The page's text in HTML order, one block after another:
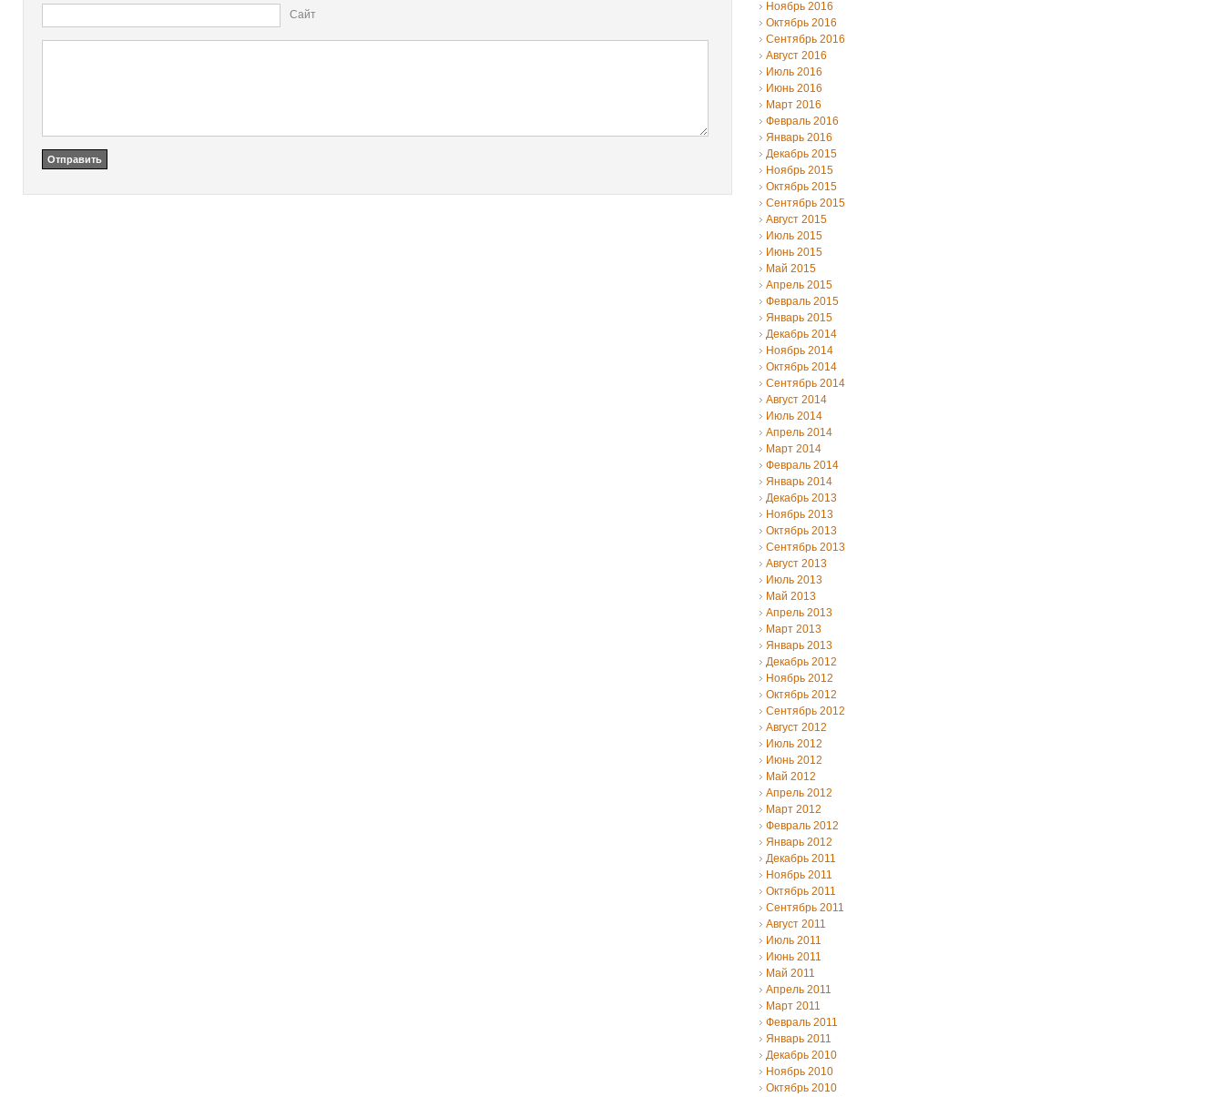
Ноябрь 2016
Октябрь 2016
Сентябрь 2016
Август 2016
Июль 2016
Июнь 2016
Март 2016
Февраль 2016
Январь 2016
Декабрь 2015
Ноябрь 2015
Октябрь 2015
Сентябрь 2015
Август 2015
Июль 2015
Июнь 2015
Май 2015
Апрель 2015
Февраль 2015
Январь 2015
Декабрь 2014
Ноябрь 2014
Октябрь 2014
Сентябрь 2014
Август 2014
Июль 2014
Апрель 2014
Март 2014
Февраль 2014
Январь 2014
Декабрь 2013
Ноябрь 2013
Октябрь 2013
Сентябрь 2013
Август 2013
Июль 2013
Май 2013
Апрель 2013
Март 2013
Январь 2013
Декабрь 2012
Ноябрь 2012
Октябрь 2012
Сентябрь 2012
Август 2012
Июль 2012
Июнь 2012
Май 2012
Апрель 2012
Март 2012
Февраль 2012
Январь 2012
Декабрь 2011
Ноябрь 2011
Октябрь 2011
Сентябрь 2011
Август 2011
Июль 2011
Июнь 2011
Май 2011
Апрель 2011
Март 2011
Февраль 2011
Январь 2011
Декабрь 2010
Ноябрь 2010
Октябрь 2010
Сайт